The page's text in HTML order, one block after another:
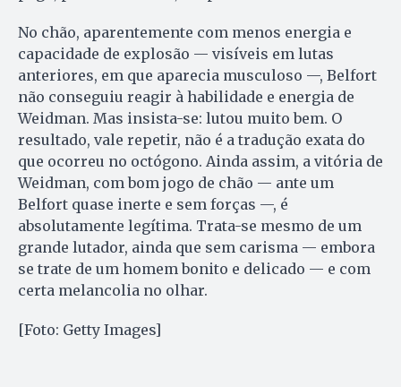
No chão, aparentemente com menos energia e
capacidade de explosão — visíveis em lutas
anteriores, em que aparecia musculoso —, Belfort
não conseguiu reagir à habilidade e energia de
Weidman. Mas insista-se: lutou muito bem. O
resultado, vale repetir, não é a tradução exata do
que ocorreu no octógono. Ainda assim, a vitória de
Weidman, com bom jogo de chão — ante um
Belfort quase inerte e sem forças —, é
absolutamente legítima. Trata-se mesmo de um
grande lutador, ainda que sem carisma — embora
se trate de um homem bonito e delicado — e com
certa melancolia no olhar.
[Foto: Getty Images]